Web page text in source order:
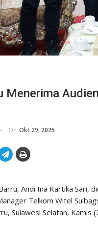
Menerima
On Okt 29, 2025
Andi Ina Kartika Sari,
Telkom Witel
Sulawesi Selatan, Kamis